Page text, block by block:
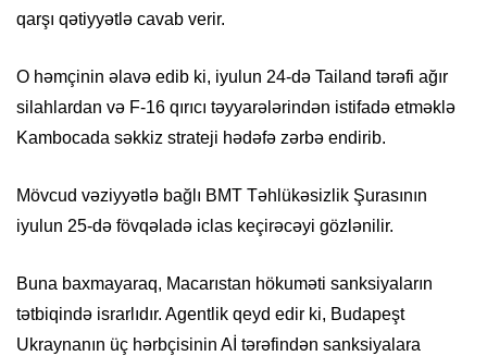
qarşı qətiyyətlə cavab verir.
O həmçinin əlavə edib ki, iyulun 24-də Tailand tərəfi ağır
silahlardan və F-16 qırıcı təyyarələrindən istifadə etməklə
Kambocada səkkiz strateji hədəfə zərbə endirib.
Mövcud vəziyyətlə bağlı BMT Təhlükəsizlik Şurasının
iyulun 25-də fövqəladə iclas keçirəcəyi gözlənilir.
Buna baxmayaraq, Macarıstan hökuməti sanksiyaların
tətbiqində israrlıdır. Agentlik qeyd edir ki, Budapeşt
Ukraynanın üç hərbçisinin Aİ tərəfindən sanksiyalara